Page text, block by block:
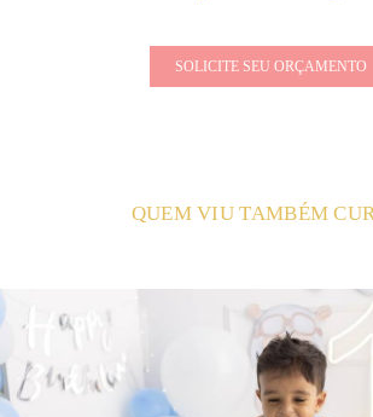
SOLICITE SEU ORÇAMENTO
QUEM VIU TAMBÉM